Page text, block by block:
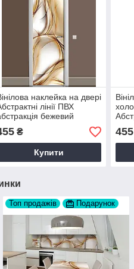
наклейка на двері
лінії ПВХ
бежевий
60х180 см Happy Pocket
₴
Купити
455
Топ продажів Подарунок